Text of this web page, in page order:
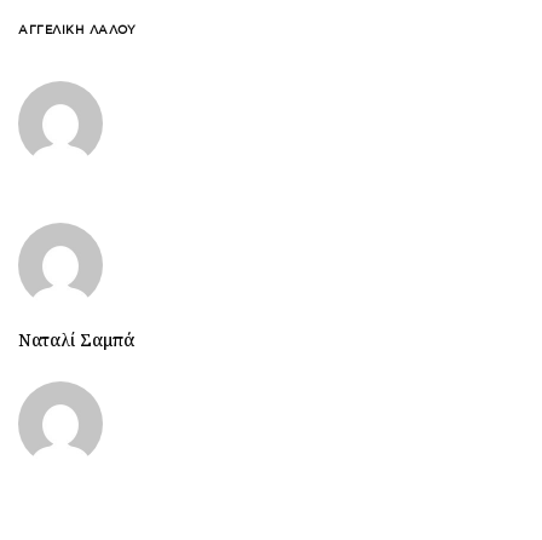
ΑΓΓΕΛΙΚΉ ΛΆΛΟΥ
Ναταλί Σαμπά